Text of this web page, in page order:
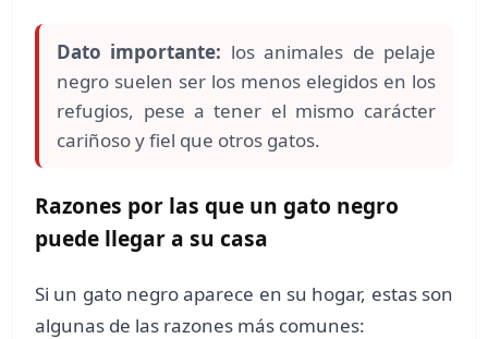
Dato importante: los animales de pelaje
negro suelen ser los menos elegidos en los
refugios, pese a tener el mismo carácter
cariñoso y fiel que otros gatos.
Razones por las que un gato negro
puede llegar a su casa
Si un gato negro aparece en su hogar, estas son
algunas de las razones más comunes: